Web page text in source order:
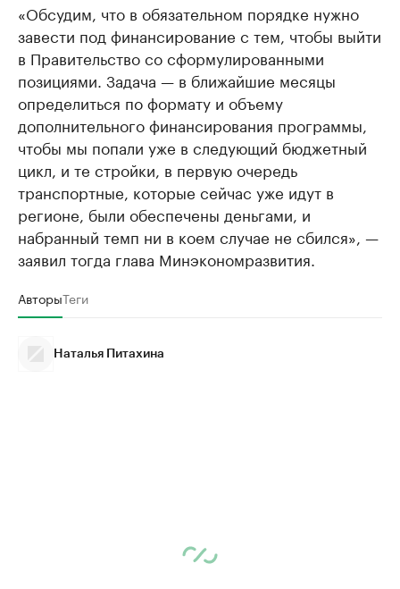
«Обсудим, что в обязательном порядке нужно
завести под финансирование с тем, чтобы выйти
в Правительство со сформулированными
позициями. Задача — в ближайшие месяцы
определиться по формату и объему
дополнительного финансирования программы,
чтобы мы попали уже в следующий бюджетный
цикл, и те стройки, в первую очередь
транспортные, которые сейчас уже идут в
регионе, были обеспечены деньгами, и
набранный темп ни в коем случае не сбился», —
заявил тогда глава Минэкономразвития.
АвторыТеги
Наталья Питахина